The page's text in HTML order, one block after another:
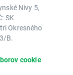
Nivy 5,
SK
Okresného
B.
cookie